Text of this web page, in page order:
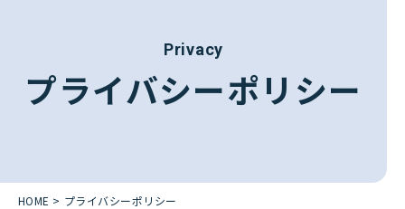
Privacy
プライバシーポリシー
HOME プライバシーポリシー